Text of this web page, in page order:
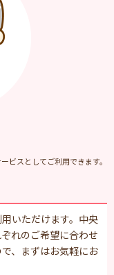
ビスとしてご利用できます。
いただけます。中央
れのご希望に合わせ
、まずはお気軽にお